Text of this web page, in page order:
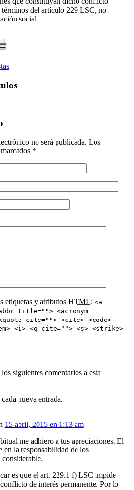
del artículo 229 LSC, no
social.
no será publicada. Los
*
etiquetas y atributos HTML: <a
title=""> <acronym
cite=""> <cite> <code>
<i> <q cite=""> <s> <strike>
siguientes comentarios a esta
nueva entrada.
15 abril, 2015 en 1:13 am
me adhiero a tus apreciaciones. El
en la responsabilidad de los
considerable.
es que el art. 229.1 f) LSC impide
de interés permanente. Por lo